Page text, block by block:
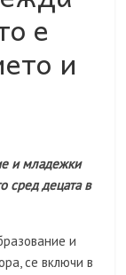
е
и
и младежки
сред децата в
и
се включи в